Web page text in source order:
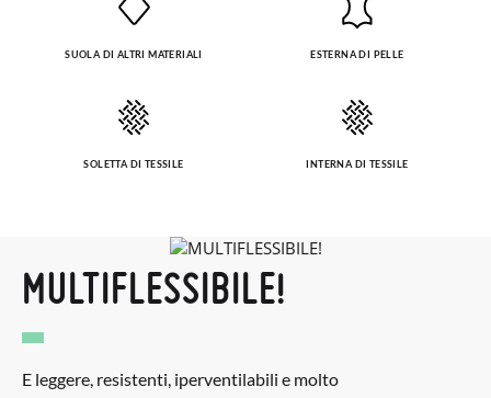
SUOLA DI ALTRI MATERIALI ESTERNA DI PELLE
SOLETTA DI TESSILE INTERNA DI TESSILE
MULTIFLESSIBILE!
E leggere, resistenti, iperventilabili e molto